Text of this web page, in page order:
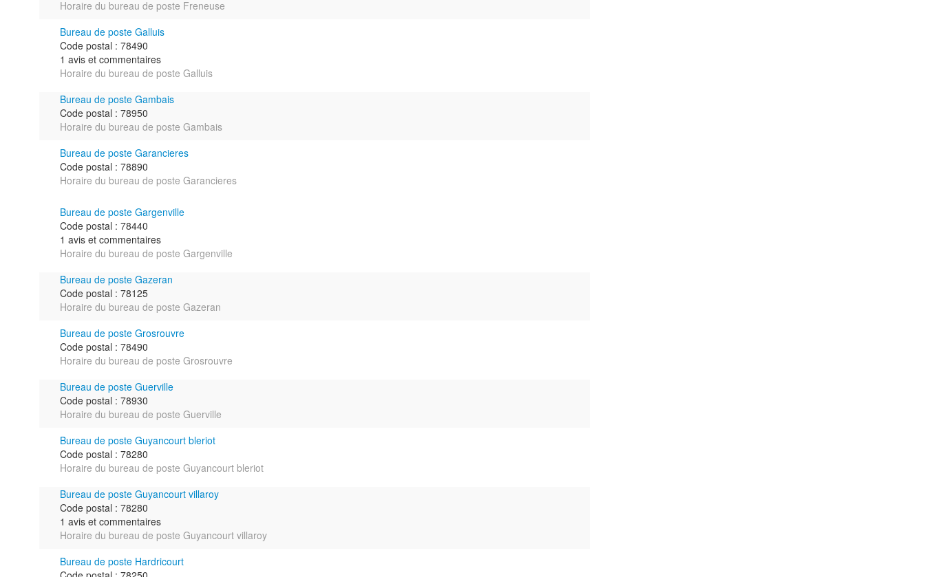
Horaire du bureau de poste Freneuse
Bureau de poste Galluis
Code postal : 78490
1 avis et commentaires
Horaire du bureau de poste Galluis
Bureau de poste Gambais
Code postal : 78950
Horaire du bureau de poste Gambais
Bureau de poste Garancieres
Code postal : 78890
Horaire du bureau de poste Garancieres
Bureau de poste Gargenville
Code postal : 78440
1 avis et commentaires
Horaire du bureau de poste Gargenville
Bureau de poste Gazeran
Code postal : 78125
Horaire du bureau de poste Gazeran
Bureau de poste Grosrouvre
Code postal : 78490
Horaire du bureau de poste Grosrouvre
Bureau de poste Guerville
Code postal : 78930
Horaire du bureau de poste Guerville
Bureau de poste Guyancourt bleriot
Code postal : 78280
Horaire du bureau de poste Guyancourt bleriot
Bureau de poste Guyancourt villaroy
Code postal : 78280
1 avis et commentaires
Horaire du bureau de poste Guyancourt villaroy
Bureau de poste Hardricourt